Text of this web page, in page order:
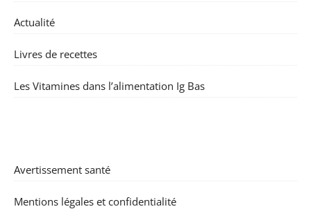
Actualité
Livres de recettes
Les Vitamines dans l’alimentation Ig Bas
Avertissement santé
Mentions légales et confidentialité